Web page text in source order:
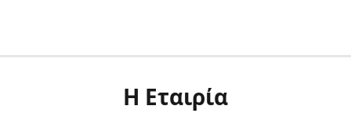
Η Εταιρία